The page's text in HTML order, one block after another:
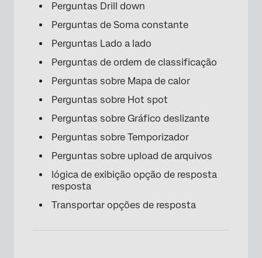
×
Perguntas Drill down
Perguntas de Soma constante
Perguntas Lado a lado
Perguntas de ordem de classificação
Perguntas sobre Mapa de calor
Perguntas sobre Hot spot
Perguntas sobre Gráfico deslizante
Perguntas sobre Temporizador
Perguntas sobre upload de arquivos
lógica de exibição opção de resposta
resposta
Transportar opções de resposta